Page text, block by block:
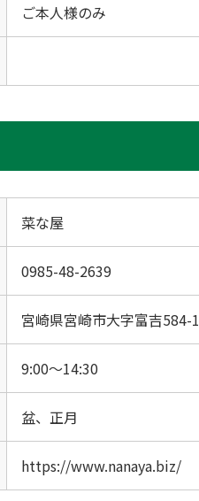
ご本人様のみ
菜な屋
0985-48-2639
宮崎県宮崎市大字富吉584-1
9:00～14:30
盆、正月
https://www.nanaya.biz/